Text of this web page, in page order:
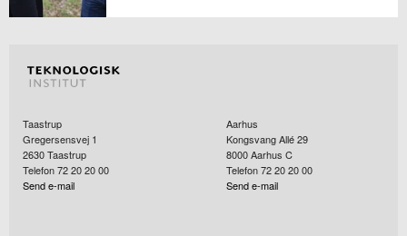
Taastrup
Gregersensvej 1
2630Taastrup
Telefon 72 20 20 00
Send e-mail
Aarhus
Kongsvang Allé 29
8000Aarhus C
Telefon 72 20 20 00
Send e-mail